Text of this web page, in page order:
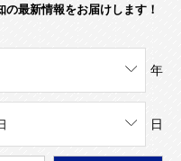
最新情報をお届けします！
年
日